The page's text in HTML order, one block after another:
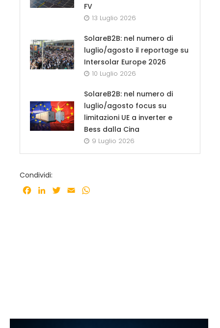
FV
13 Luglio 2026
SolareB2B: nel numero di
luglio/agosto il reportage su
Intersolar Europe 2026
10 Luglio 2026
SolareB2B: nel numero di
luglio/agosto focus su
limitazioni UE a inverter e
Bess dalla Cina
9 Luglio 2026
Condividi:
Facebook
LinkedInTwitter
Email